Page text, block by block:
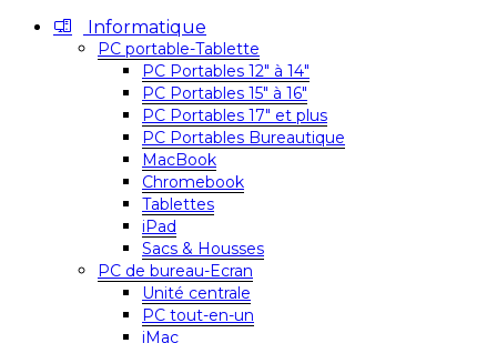
Informatique
PC portable-Tablette
PC Portables 12″ à 14″
PC Portables 15″ à 16″
PC Portables 17″ et plus
PC Portables Bureautique
MacBook
Chromebook
Tablettes
iPad
Sacs & Housses
PC de bureau-Ecran
Unité centrale
PC tout-en-un
iMac